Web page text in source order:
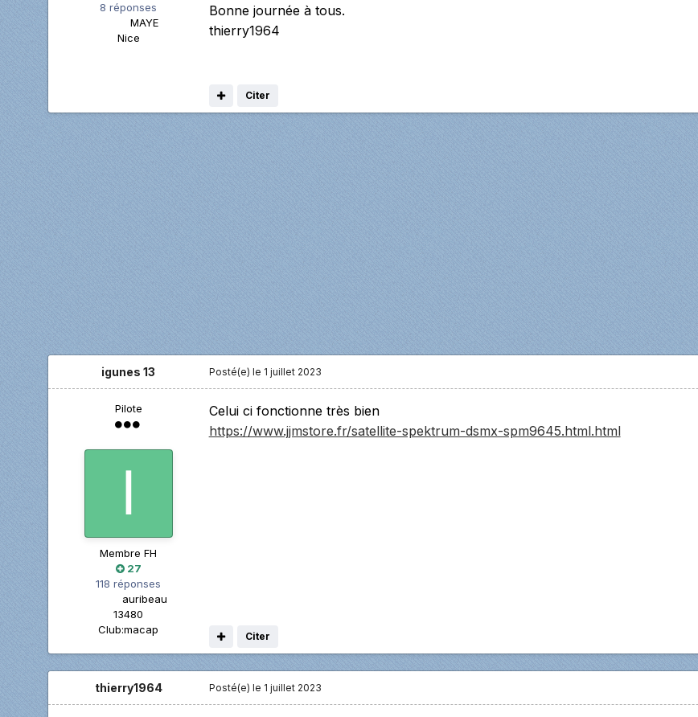
8 réponses
MAYE
Nice
Bonne journée à tous.
thierry1964
Citer
igunes 13
Pilote
Membre FH
27
118 réponses
auribeau
13480
Club:macap
Posté(e) le 1 juillet 2023
Celui ci fonctionne très bien
https://www.jjmstore.fr/satellite-spektrum-dsmx-spm9645.html.html
Citer
thierry1964 Posté(e) le 1 juillet 2023